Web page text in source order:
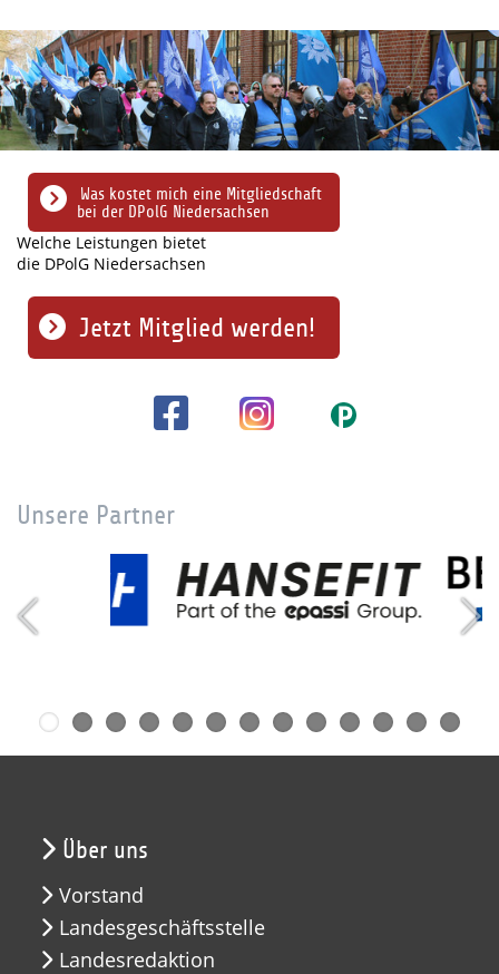
Was kostet mich eine Mitgliedschaft
bei der DPolG Niedersachsen
Welche Leistungen bietet
die DPolG Niedersachsen
Jetzt Mitglied werden!
Unsere Partner
Über uns
Vorstand
Landesgeschäftsstelle
Landesredaktion